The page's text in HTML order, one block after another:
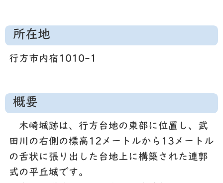
所在地
行方市内宿1010-1
概要
木崎城跡は、行方台地の東部に位置し、武
田川の右側の標高12メートルから13メートル
の舌状に張り出した台地上に構築された連郭
式の平丘城です。